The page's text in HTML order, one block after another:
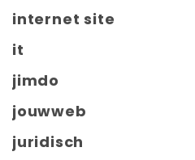
internet site
it
jimdo
jouwweb
juridisch